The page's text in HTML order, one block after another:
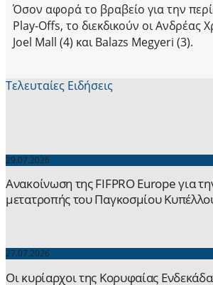
Όσον αφορά το βραβείο για την
Play-Offs, το διεκδικούν οι Ανδρέας
Joel Mall (4) και Balazs Megyeri (3).
Τελευταίες Ειδήσεις
29.07.2026
Ανακοίνωση της FIFPRO Europe για
μετατροπής του Παγκοσμίου
27.07.2026
Οι κυρίαρχοι της Κορυφαίας